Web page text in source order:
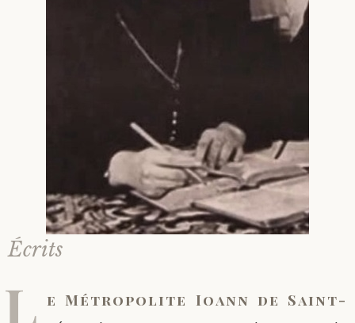
Écrits
L e Métropolite Ioann de Saint-